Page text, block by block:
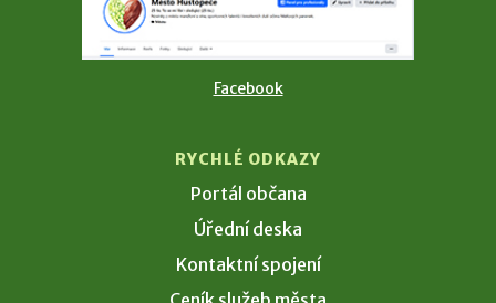
Facebook
RYCHLÉ ODKAZY
Portál občana
Úřední deska
Kontaktní spojení